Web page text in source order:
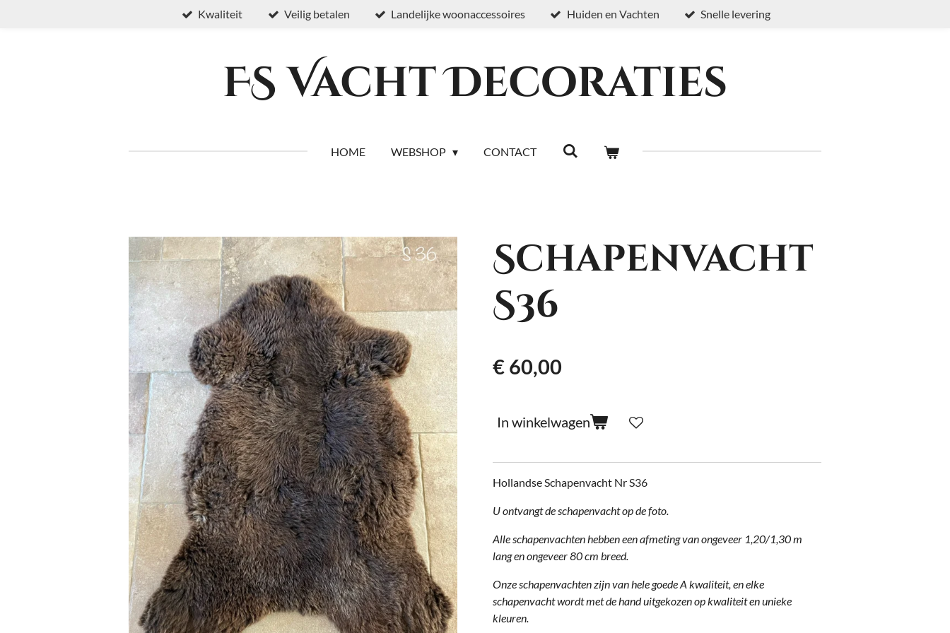
Kwaliteit Veilig betalen Landelijke woonaccessoires Huiden en Vachten Snelle levering
FS Vacht Decoraties
HOME WEBSHOP CONTACT
Schapenvacht
S36
€ 60,00
In winkelwagen
Hollandse Schapenvacht Nr S36
U ontvangt de schapenvacht op de foto.
Alle schapenvachten hebben een afmeting van ongeveer 1,20/1,30 m
lang en ongeveer 80 cm breed.
Onze schapenvachten zijn van hele goede A kwaliteit, en elke
schapenvacht wordt met de hand uitgekozen op kwaliteit en unieke
kleuren.